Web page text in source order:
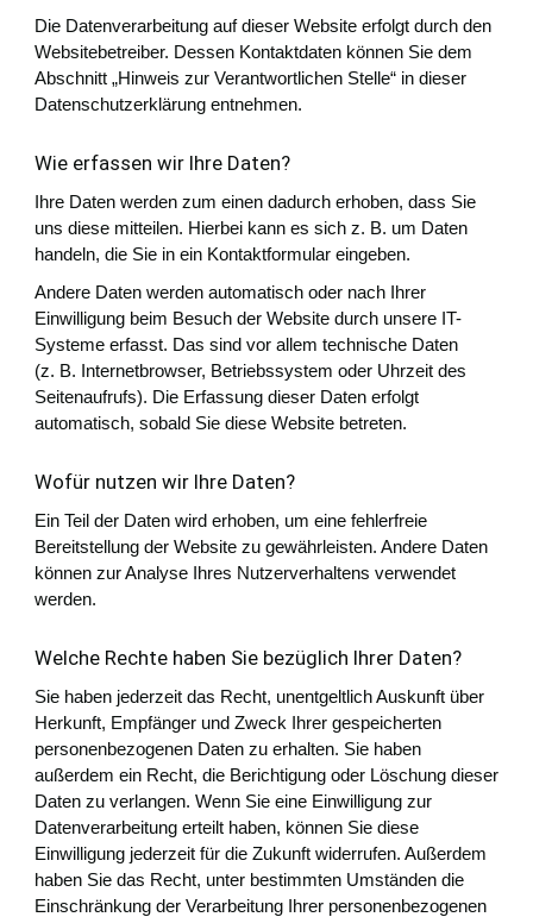
Die Datenverarbeitung auf dieser Website erfolgt durch den
Websitebetreiber. Dessen Kontaktdaten können Sie dem
Abschnitt „Hinweis zur Verantwortlichen Stelle“ in dieser
Datenschutzerklärung entnehmen.
Wie erfassen wir Ihre Daten?
Ihre Daten werden zum einen dadurch erhoben, dass Sie
uns diese mitteilen. Hierbei kann es sich z. B. um Daten
handeln, die Sie in ein Kontaktformular eingeben.
Andere Daten werden automatisch oder nach Ihrer
Einwilligung beim Besuch der Website durch unsere IT-
Systeme erfasst. Das sind vor allem technische Daten
(z. B. Internetbrowser, Betriebssystem oder Uhrzeit des
Seitenaufrufs). Die Erfassung dieser Daten erfolgt
automatisch, sobald Sie diese Website betreten.
Wofür nutzen wir Ihre Daten?
Ein Teil der Daten wird erhoben, um eine fehlerfreie
Bereitstellung der Website zu gewährleisten. Andere Daten
können zur Analyse Ihres Nutzerverhaltens verwendet
werden.
Welche Rechte haben Sie bezüglich Ihrer Daten?
Sie haben jederzeit das Recht, unentgeltlich Auskunft über
Herkunft, Empfänger und Zweck Ihrer gespeicherten
personenbezogenen Daten zu erhalten. Sie haben
außerdem ein Recht, die Berichtigung oder Löschung dieser
Daten zu verlangen. Wenn Sie eine Einwilligung zur
Datenverarbeitung erteilt haben, können Sie diese
Einwilligung jederzeit für die Zukunft widerrufen. Außerdem
haben Sie das Recht, unter bestimmten Umständen die
Einschränkung der Verarbeitung Ihrer personenbezogenen